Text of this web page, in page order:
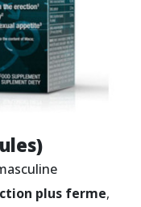
plus ferme,